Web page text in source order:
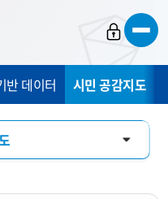
반 데이터 시민 공감지도